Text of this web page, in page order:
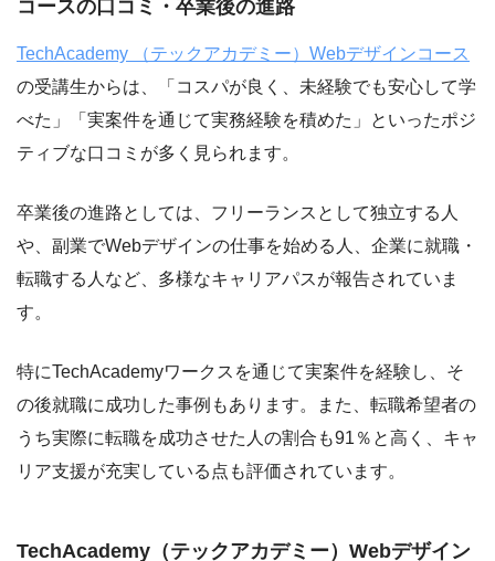
コースの口コミ・卒業後の進路
TechAcademy （テックアカデミー）Webデザインコース
の受講生からは、「コスパが良く、未経験でも安心して学
べた」「実案件を通じて実務経験を積めた」といったポジ
ティブな口コミが多く見られます。
卒業後の進路としては、フリーランスとして独立する人
や、副業でWebデザインの仕事を始める人、企業に就職・
転職する人など、多様なキャリアパスが報告されていま
す。
特にTechAcademyワークスを通じて実案件を経験し、そ
の後就職に成功した事例もあります。また、転職希望者の
うち実際に転職を成功させた人の割合も91％と高く、キャ
リア支援が充実している点も評価されています。
TechAcademy（テックアカデミー）Webデザイン